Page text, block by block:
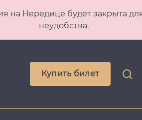
на Нередице будет закрыта
неудобства.
Купить билет